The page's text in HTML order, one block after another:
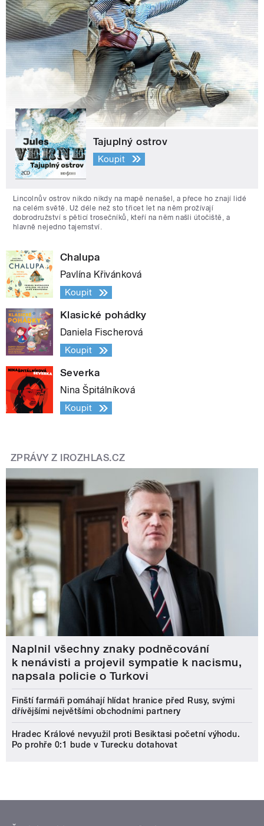
Tajuplný ostrov
Koupit
Lincolnův ostrov nikdo nikdy na mapě nenašel, a přece ho znají lidé
na celém světě. Už déle než sto třicet let na něm prožívají
dobrodružství s pěticí trosečníků, kteří na něm našli útočiště, a
hlavně nejedno tajemství.
Chalupa
Pavlína Křivánková
Koupit
Klasické pohádky
Daniela Fischerová
Koupit
Severka
Nina Špitálníková
Koupit
ZPRÁVY Z IROZHLAS.CZ
Naplnil všechny znaky podněcování
k nenávisti a projevil sympatie k nacismu,
napsala policie o Turkovi
Finští farmáři pomáhají hlídat hranice před Rusy, svými
dřívějšími největšími obchodními partnery
Hradec Králové nevyužil proti Besiktasi početní výhodu.
Po prohře 0:1 bude v Turecku dotahovat